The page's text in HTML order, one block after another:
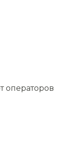
операторов